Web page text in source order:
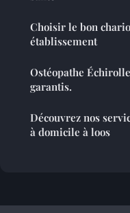
Choisir le bon
établissement
Ostéopathe
garantis.
Découvrez nos
à domicile à loos